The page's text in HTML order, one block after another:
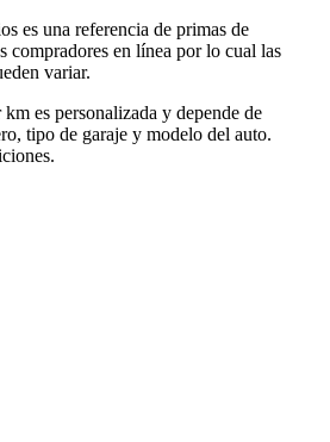
es una referencia de primas de
compradores en línea por lo cual las
variar.
es personalizada y depende de
tipo de garaje y modelo del auto.